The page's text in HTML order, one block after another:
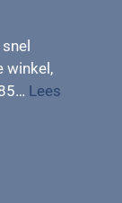
winkel,
Lees